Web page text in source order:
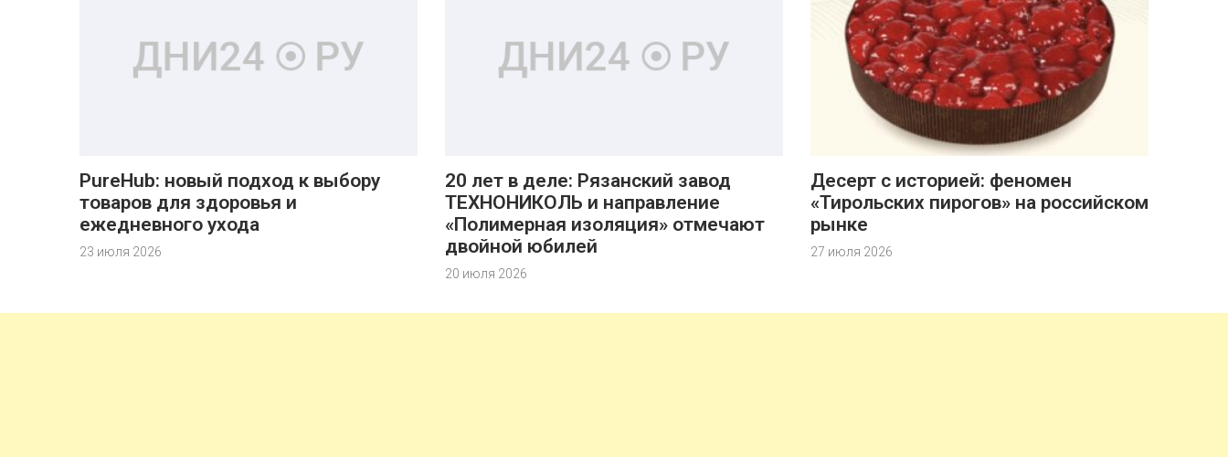
PureHub: новый подход к выбору
товаров для здоровья и
ежедневного ухода
23 июля 2026
20 лет в деле: Рязанский завод
ТЕХНОНИКОЛЬ и направление
«Полимерная изоляция» отмечают
двойной юбилей
20 июля 2026
Десерт с историей: феномен
«Тирольских пирогов» на российском
рынке
27 июля 2026